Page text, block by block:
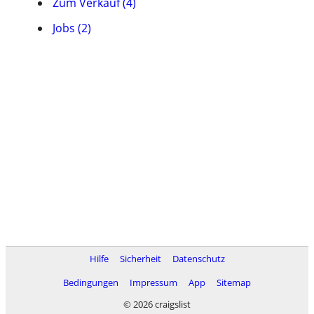
Jobs (2)
Hilfe Sicherheit
Datenschutz
Bedingungen
Impressum App
Sitemap
© 2026 craigslist